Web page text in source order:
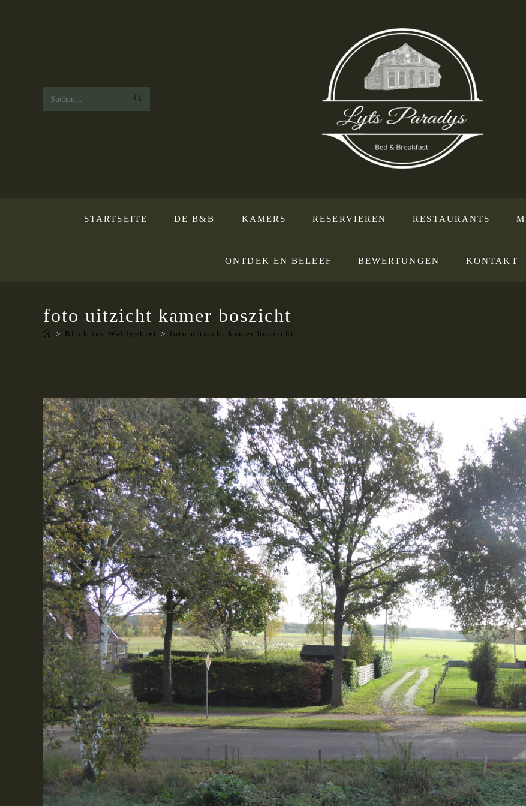
Zoek
STARTSEITE DE B&B KAMERS RESERVIEREN RESTAURANTS
ONTDEK EN BELEEF BEWERTUNGEN KONTAKT
foto uitzicht kamer boszicht
> Blick ins Waldgebiet > foto uitzicht kamer boszicht